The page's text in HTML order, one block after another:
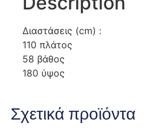
Διαστάσεις (cm) :
110 πλάτος
58 βάθος
180 ύψος
Σχετικά προϊόντα